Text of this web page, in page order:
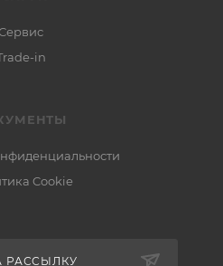
Сервис
in
Cookie
РАССЫЛКУ